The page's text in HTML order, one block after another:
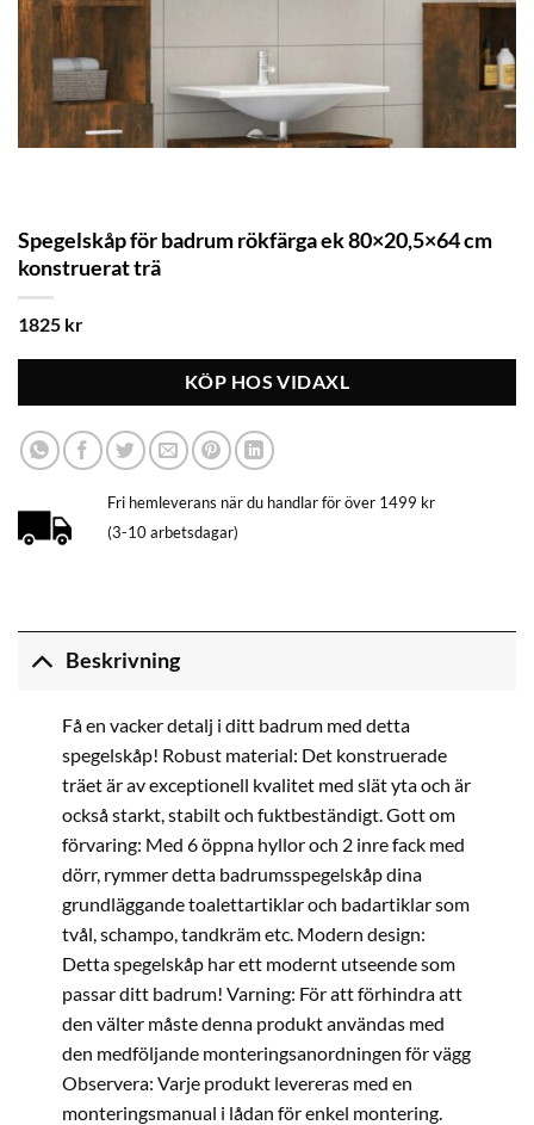
Spegelskåp för badrum rökfärga ek 80×20,5×64 cm
konstruerat trä
1825 kr
KÖP HOS VIDAXL
Fri hemleverans när du handlar för över 1499 kr
(3-10 arbetsdagar)
Beskrivning
Få en vacker detalj i ditt badrum med detta
spegelskåp! Robust material: Det konstruerade
träet är av exceptionell kvalitet med slät yta och är
också starkt, stabilt och fuktbeständigt. Gott om
förvaring: Med 6 öppna hyllor och 2 inre fack med
dörr, rymmer detta badrumsspegelskåp dina
grundläggande toalettartiklar och badartiklar som
tvål, schampo, tandkräm etc. Modern design:
Detta spegelskåp har ett modernt utseende som
passar ditt badrum! Varning: För att förhindra att
den välter måste denna produkt användas med
den medföljande monteringsanordningen för vägg
Observera: Varje produkt levereras med en
monteringsmanual i lådan för enkel montering.